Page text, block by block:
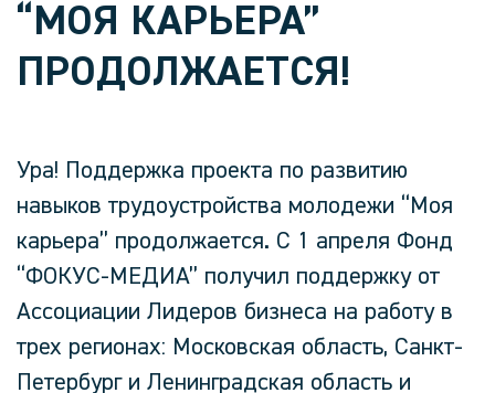
“МОЯ КАРЬЕРА”
ПРОДОЛЖАЕТСЯ!
Ура! Поддержка проекта по развитию
навыков трудоустройства молодежи “Моя
карьера” продолжается. С 1 апреля Фонд
“ФОКУС-МЕДИА” получил поддержку от
Ассоциации Лидеров бизнеса на работу в
трех регионах: Московская область, Санкт-
Петербург и Ленинградская область и